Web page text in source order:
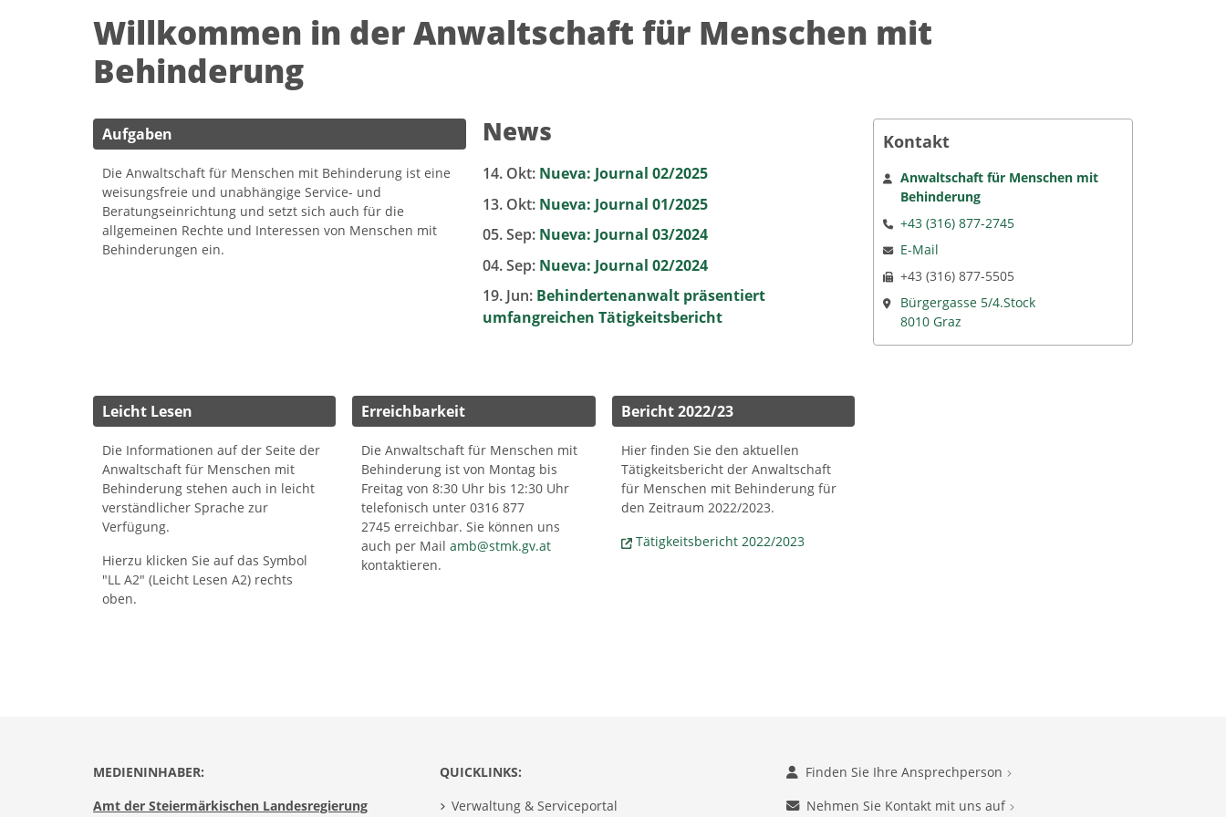
Willkommen in der Anwaltschaft für Menschen mit
Behinderung
Aufgaben
Die Anwaltschaft für Menschen mit Behinderung ist eine
weisungsfreie und unabhängige Service- und
Beratungseinrichtung und setzt sich auch für die
allgemeinen Rechte und Interessen von Menschen mit
Behinderungen ein.
News
14. Okt: Nueva: Journal 02/2025
13. Okt: Nueva: Journal 01/2025
05. Sep: Nueva: Journal 03/2024
04. Sep: Nueva: Journal 02/2024
19. Jun: Behindertenanwalt präsentiert
umfangreichen Tätigkeitsbericht
Leicht Lesen
Die Informationen auf der Seite der
Anwaltschaft für Menschen mit
Behinderung stehen auch in leicht
verständlicher Sprache zur
Verfügung.
Hierzu klicken Sie auf das Symbol
"LL A2" (Leicht Lesen A2) rechts
oben.
Erreichbarkeit
Die Anwaltschaft für Menschen mit
Behinderung ist von Montag bis
Freitag von 8:30 Uhr bis 12:30 Uhr
telefonisch unter 0316 877
2745 erreichbar. Sie können uns
auch per Mailamb@stmk.gv.at
kontaktieren.
Bericht 2022/23
Hier finden Sie den aktuellen
Tätigkeitsbericht der Anwaltschaft
für Menschen mit Behinderung für
den Zeitraum 2022/2023.
Tätigkeitsbericht 2022/2023
Kontakt
Anwaltschaft für Menschen mit
Behinderung
+43 (316) 877-2745
E-Mail
+43 (316) 877-5505
Bürgergasse 5/4.Stock
8010 Graz
MEDIENINHABER:
Amt der Steiermärkischen Landesregierung
QUICKLINKS:
Verwaltung & Serviceportal
Finden Sie Ihre Ansprechperson
Nehmen Sie Kontakt mit uns auf